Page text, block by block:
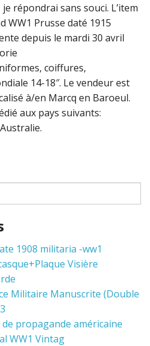
répondrai sans souci. L’item
WW1 Prusse daté 1915
depuis le mardi 30 avril
coiffures,
14-18″. Le vendeur est
à/en Marcq en Baroeul.
aux pays suivants:
1908 militaria -ww1
Visière
Militaire Manuscrite (Double
propagande américaine
WW1 Vintag